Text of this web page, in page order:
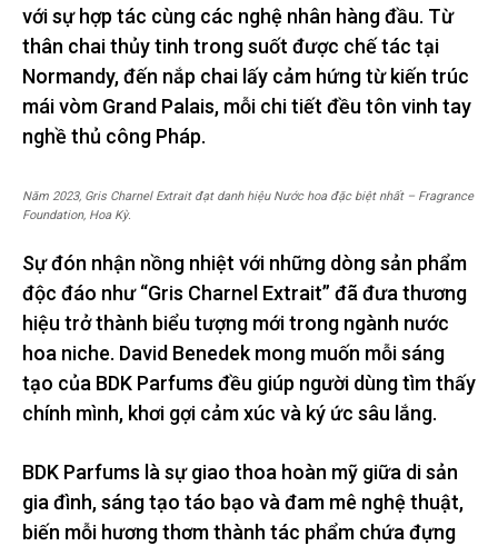
với sự hợp tác cùng các nghệ nhân hàng đầu. Từ
thân chai thủy tinh trong suốt được chế tác tại
Normandy, đến nắp chai lấy cảm hứng từ kiến trúc
mái vòm Grand Palais, mỗi chi tiết đều tôn vinh tay
nghề thủ công Pháp.
Năm 2023, Gris Charnel Extrait đạt danh hiệu Nước hoa đặc biệt nhất – Fragrance
Foundation, Hoa Kỳ.​
Sự đón nhận nồng nhiệt với những dòng sản phẩm
độc đáo như “Gris Charnel Extrait” đã đưa thương
hiệu trở thành biểu tượng mới trong ngành nước
hoa niche. David Benedek mong muốn mỗi sáng
tạo của BDK Parfums đều giúp người dùng tìm thấy
chính mình, khơi gợi cảm xúc và ký ức sâu lắng.
BDK Parfums là sự giao thoa hoàn mỹ giữa di sản
gia đình, sáng tạo táo bạo và đam mê nghệ thuật,
biến mỗi hương thơm thành tác phẩm chứa đựng